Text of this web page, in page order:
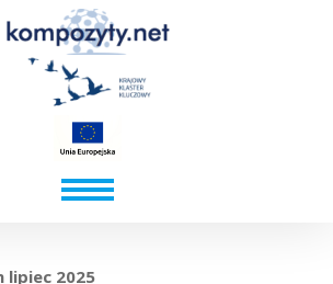
lipiec 2025